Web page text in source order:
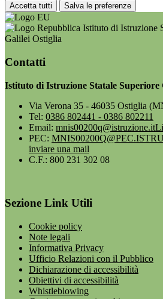
Accetta tutti Salva le preferenze
Istituto di Istruzione
Galilei Ostiglia
Contatti
Istituto di Istruzione Statale Superiore
Via Verona 35 - 46035 Ostiglia
Tel: 0386 802441 - 0386 802211
Email: mnis00200q@istruzione.it
PEC:
inviare una mail
C.F.: 800 231 302 08
Sezione Link Utili
Cookie policy
Note legali
Informativa Privacy
Ufficio Relazioni con il Pubblico
Dichiarazione di accessibilità
Obiettivi di accessibilità
Whistleblowing